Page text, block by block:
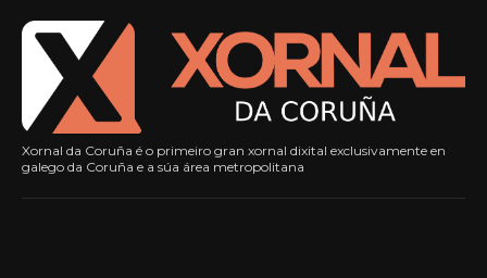
Xornal da Coruña é o primeiro gran xornal dixital exclusivamente en
galego da Coruña e a súa área metropolitana